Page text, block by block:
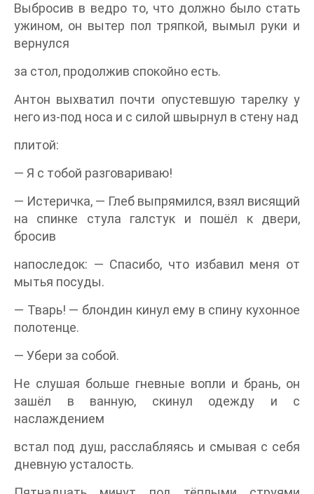
Выбросив в ведро то, что должно было стать
ужином, он вытер пол тряпкой, вымыл руки и
вернулся
за стол, продолжив спокойно есть.
Антон выхватил почти опустевшую тарелку у
него из-под носа и с силой швырнул в стену над
плитой:
— Я с тобой разговариваю!
— Истеричка, — Глеб выпрямился, взял висящий
на спинке стула галстук и пошёл к двери,
бросив
напоследок: — Спасибо, что избавил меня от
мытья посуды.
— Тварь! — блондин кинул ему в спину кухонное
полотенце.
— Убери за собой.
Не слушая больше гневные вопли и брань, он
зашёл в ванную, скинул одежду и с
наслаждением
встал под душ, расслабляясь и смывая с себя
дневную усталость.